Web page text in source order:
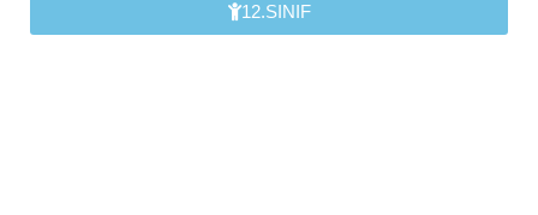
12.SINIF